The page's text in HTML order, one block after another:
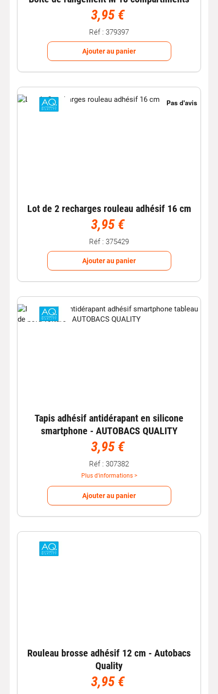
3,95 €
Réf : 379397
Ajouter au panier
Lot de 2 recharges rouleau adhésif 16 cm
3,95 €
Réf : 375429
Ajouter au panier
Tapis adhésif antidérapant en silicone
smartphone - AUTOBACS QUALITY
3,95 €
Réf : 307382
Plus d'informations >
Ajouter au panier
Rouleau brosse adhésif 12 cm - Autobacs
Quality
3,95 €